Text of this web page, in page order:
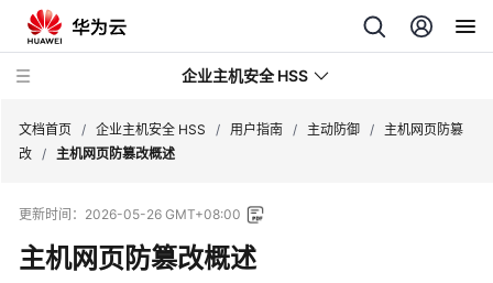
企业主机安全 HSS
新
动
态
文档首页 / 企业主机安全 HSS / 用户指南 / 主动防御 /
主机网页防篡
改 / 主机网页防篡改概述
更新时间： 2026-05-26 GMT+08:00
主机网页防篡改概述